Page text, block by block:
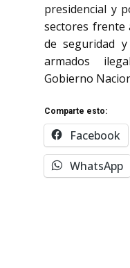
presidencial y
sectores frente
de seguridad
armados
Gobierno
Comparte esto:
Facebook
WhatsApp